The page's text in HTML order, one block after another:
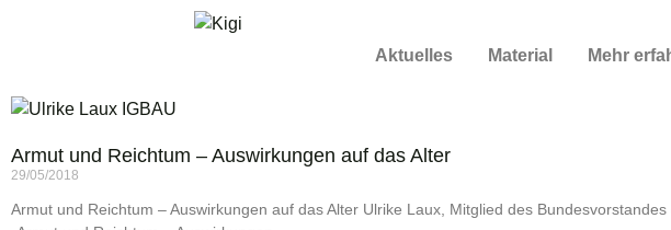
Aktuelles Material Mehr
Armut und Reichtum – Auswirkungen auf das Alter
29/05/2018
Armut und Reichtum – Auswirkungen auf das Alter Ulrike Laux, Mitglied des